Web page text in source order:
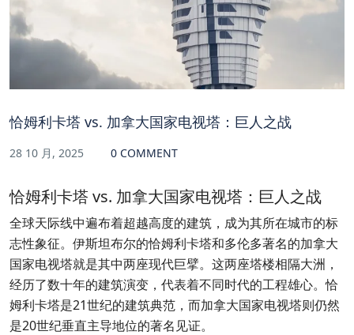
恰姆利卡塔 vs. 加拿大国家电视塔：巨人之战
28 10 月, 2025 0 COMMENT
恰姆利卡塔 vs. 加拿大国家电视塔：巨人之战
全球天际线中遍布着超越高度的建筑，成为其所在城市的标
志性象征。伊斯坦布尔的恰姆利卡塔和多伦多著名的加拿大
国家电视塔就是其中两座现代巨擘。这两座塔楼相隔大洲，
经历了数十年的建筑演变，代表着不同时代的工程雄心。恰
姆利卡塔是21世纪的建筑典范，而加拿大国家电视塔则仍然
是20世纪垂直主导地位的著名见证。